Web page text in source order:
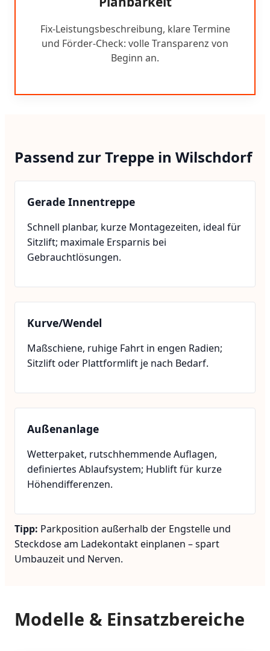
Fix-Leistungsbeschreibung, klare Termine
und Förder-Check: volle Transparenz von
Beginn an.
Passend zur Treppe in Wilschdorf
Gerade Innentreppe
Schnell planbar, kurze Montagezeiten, ideal für
Sitzlift; maximale Ersparnis bei
Gebrauchtlösungen.
Kurve/Wendel
Maßschiene, ruhige Fahrt in engen Radien;
Sitzlift oder Plattformlift je nach Bedarf.
Außenanlage
Wetterpaket, rutschhemmende Auflagen,
definiertes Ablaufsystem; Hublift für kurze
Höhendifferenzen.
Tipp: Parkposition außerhalb der Engstelle und
Steckdose am Ladekontakt einplanen – spart
Umbauzeit und Nerven.
Modelle & Einsatzbereiche